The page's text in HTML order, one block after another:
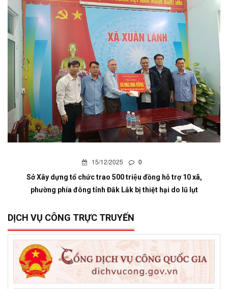
15/12/2025 0
Sở Xây dựng tổ chức trao 500 triệu đồng hỗ trợ 10 xã,
phường phía đông tỉnh Đắk Lắk bị thiệt hại do lũ lụt
DỊCH VỤ CÔNG TRỰC TRUYẾN